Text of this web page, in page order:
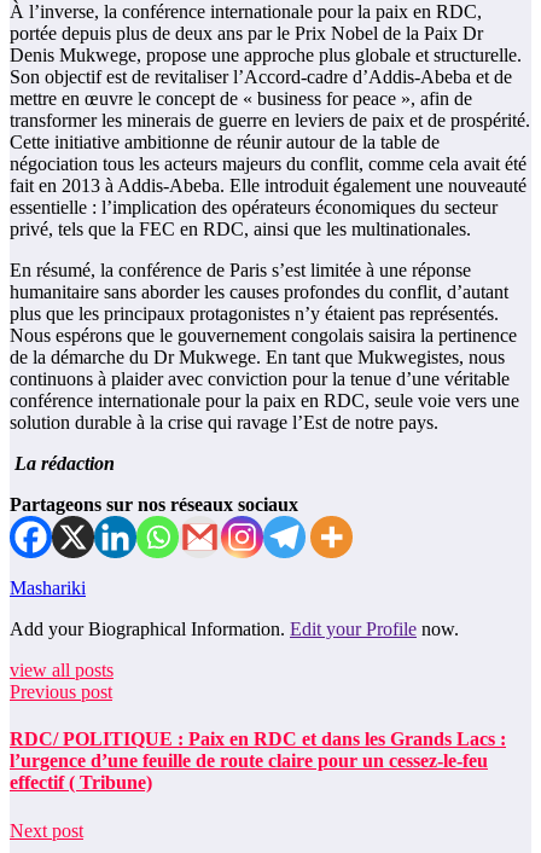
À l’inverse, la conférence internationale pour la paix en RDC,
portée depuis plus de deux ans par le Prix Nobel de la Paix Dr
Denis Mukwege, propose une approche plus globale et structurelle.
Son objectif est de revitaliser l’Accord-cadre d’Addis-Abeba et de
mettre en œuvre le concept de « business for peace », afin de
transformer les minerais de guerre en leviers de paix et de prospérité.
Cette initiative ambitionne de réunir autour de la table de
négociation tous les acteurs majeurs du conflit, comme cela avait été
fait en 2013 à Addis-Abeba. Elle introduit également une nouveauté
essentielle : l’implication des opérateurs économiques du secteur
privé, tels que la FEC en RDC, ainsi que les multinationales.
En résumé, la conférence de Paris s’est limitée à une réponse
humanitaire sans aborder les causes profondes du conflit, d’autant
plus que les principaux protagonistes n’y étaient pas représentés.
Nous espérons que le gouvernement congolais saisira la pertinence
de la démarche du Dr Mukwege. En tant que Mukwegistes, nous
continuons à plaider avec conviction pour la tenue d’une véritable
conférence internationale pour la paix en RDC, seule voie vers une
solution durable à la crise qui ravage l’Est de notre pays.
La rédaction
Partageons sur nos réseaux sociaux
Mashariki
Add your Biographical Information. Edit your Profile now.
view all posts
Previous post
RDC/ POLITIQUE : Paix en RDC et dans les Grands Lacs :
l’urgence d’une feuille de route claire pour un cessez-le-feu
effectif ( Tribune)
Next post